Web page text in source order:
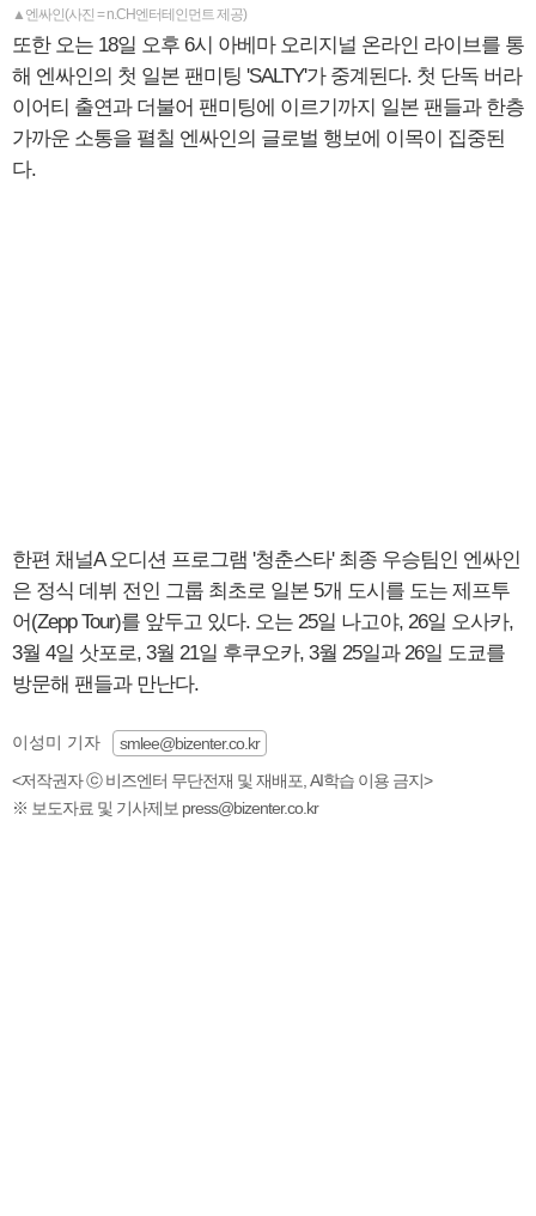
▲엔싸인(사진 = n.CH엔터테인먼트 제공)
또한 오는 18일 오후 6시 아베마 오리지널 온라인 라이브를 통
해 엔싸인의 첫 일본 팬미팅 'SALTY'가 중계된다. 첫 단독 버라
이어티 출연과 더불어 팬미팅에 이르기까지 일본 팬들과 한층
가까운 소통을 펼칠 엔싸인의 글로벌 행보에 이목이 집중된
다.
한편 채널A 오디션 프로그램 '청춘스타' 최종 우승팀인 엔싸인
은 정식 데뷔 전인 그룹 최초로 일본 5개 도시를 도는 제프투
어(Zepp Tour)를 앞두고 있다. 오는 25일 나고야, 26일 오사카,
3월 4일 삿포로, 3월 21일 후쿠오카, 3월 25일과 26일 도쿄를
방문해 팬들과 만난다.
이성미 기자
smlee@bizenter.co.kr
<저작권자 ⓒ 비즈엔터 무단전재 및 재배포, AI학습 이용 금지>
※ 보도자료 및 기사제보 press@bizenter.co.kr